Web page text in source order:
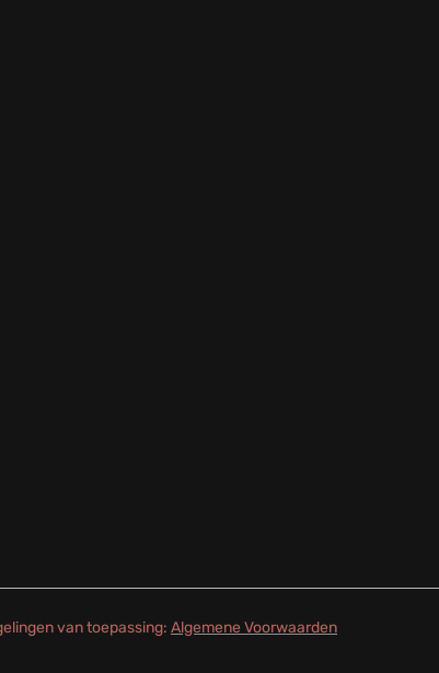
van toepassing: Algemene Voorwaarden